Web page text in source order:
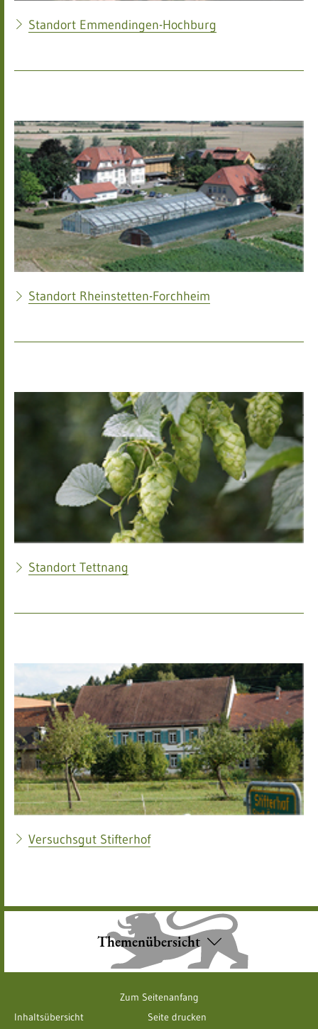
Standort Emmendingen-Hochburg
Standort Rheinstetten-Forchheim
Standort Tettnang
Versuchsgut Stifterhof
Themenübersicht
Zum Seitenanfang
Inhaltsübersicht
Seite drucken